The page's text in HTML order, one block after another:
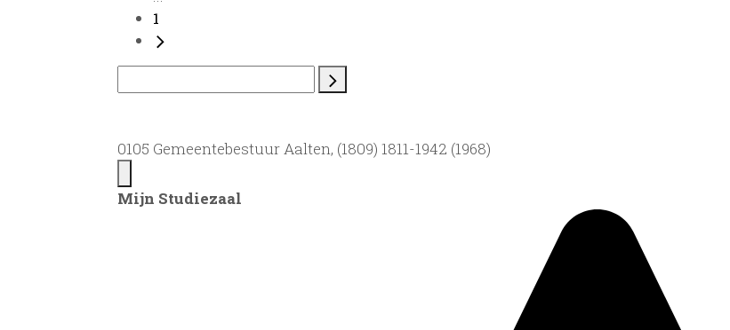
1
0105 Gemeentebestuur Aalten, (1809) 1811-1942 (1968)
Mijn Studiezaal